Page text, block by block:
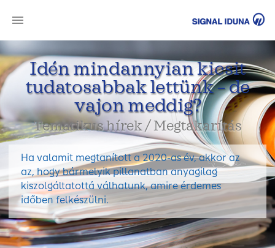
Idén mindannyian kicsit
tudatosabbak lettünk – de
vajon meddig?
Tematikus hírek / Megtakarítás
Ha valamit megtanított a 2020-as év, akkor az
az, hogy bármelyik pillanatban anyagilag
kiszolgáltatottá válhatunk, amire érdemes
időben felkészülni.